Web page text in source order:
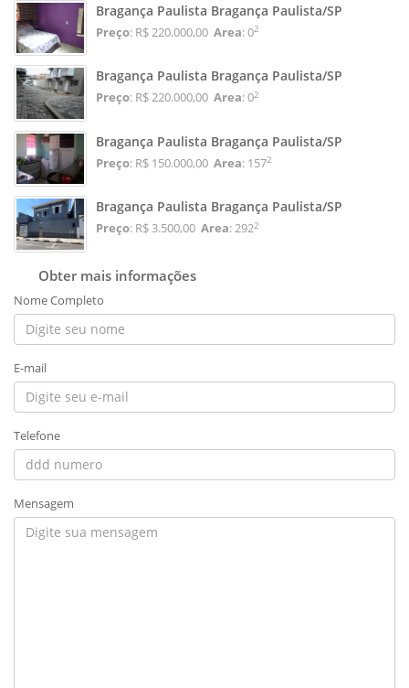
Bragança Paulista Bragança Paulista/SP
Preço: R$ 220.000,00 Area: 02
Bragança Paulista Bragança Paulista/SP
Preço: R$ 220.000,00 Area: 02
Bragança Paulista Bragança Paulista/SP
Preço: R$ 150.000,00 Area: 1572
Bragança Paulista Bragança Paulista/SP
Preço: R$ 3.500,00 Area: 2922
Obter mais informações
Nome Completo
E-mail
Telefone
Mensagem